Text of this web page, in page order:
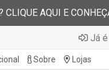
AQUI E
Já
Sobre Lojas